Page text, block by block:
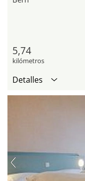
5,74
kilómetros
Detalles